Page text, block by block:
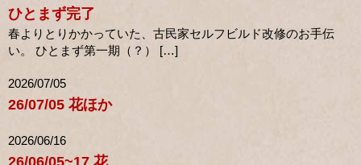
ひとまず完了
春よりとりかかっていた、古民家セルフビルド改修のお手伝
い。 ひとまず第一期（？） […]
2026/07/05
26/07/05 花ほか
2026/06/16
26/06/05~17 花